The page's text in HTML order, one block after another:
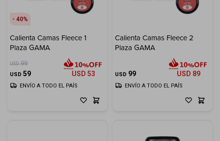
40
Calienta Camas Fleece 1
Plaza GAMA
USD 99
USD 59 USD 53
ENVÍO A TODO EL PAÍS
Calienta Camas Fleece 2
Plaza GAMA
USD 99 USD 89
ENVÍO A TODO EL PAÍS